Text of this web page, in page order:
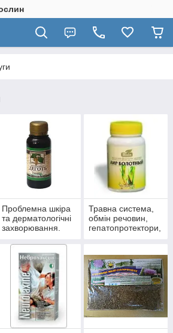
Проблемна шкіра
та дерматологічні
захворювання.
Травна система,
обмін речовин,
гепатопротектори,